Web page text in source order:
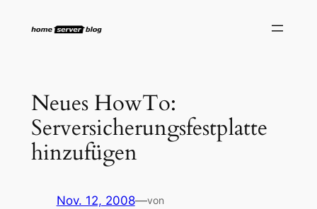
Inhalt
Neues HowTo:
Serversicherungsfestplatte
hinzufügen
Nov. 12, 2008—von